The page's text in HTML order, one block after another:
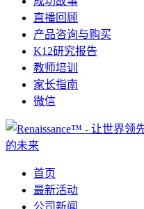
直播回顾
产品咨询与购买
K12研究报告
教师培训
家长指南
微信
首页
最新活动
公司新闻